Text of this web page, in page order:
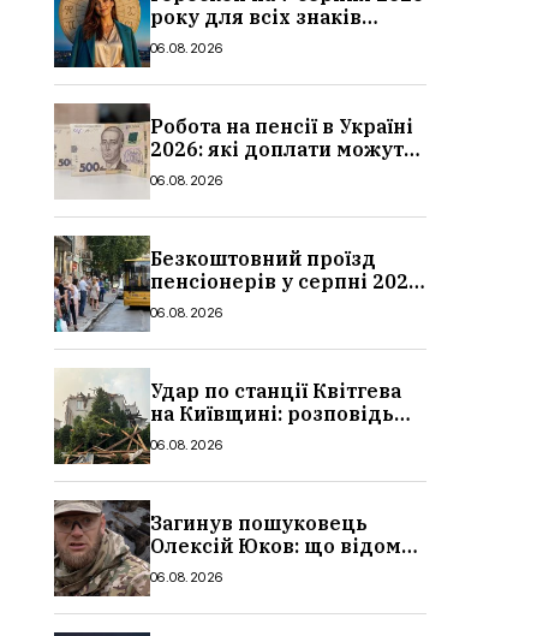
року для всіх знаків
зодіаку: кому пощастить у
06.08.2026
Робота на пенсії в Україні
2026: які доплати можуть
скасувати, про що
06.08.2026
Безкоштовний проїзд
пенсіонерів у серпні 2026
в Україні: де діє пільга,
06.08.2026
Удар по станції Квітгева
на Київщині: розповідь
очевидців, як вісім людей
сталося
06.08.2026
Загинув пошуковець
Олексій Юков: що відомо
про його роботу, хто він
06.08.2026